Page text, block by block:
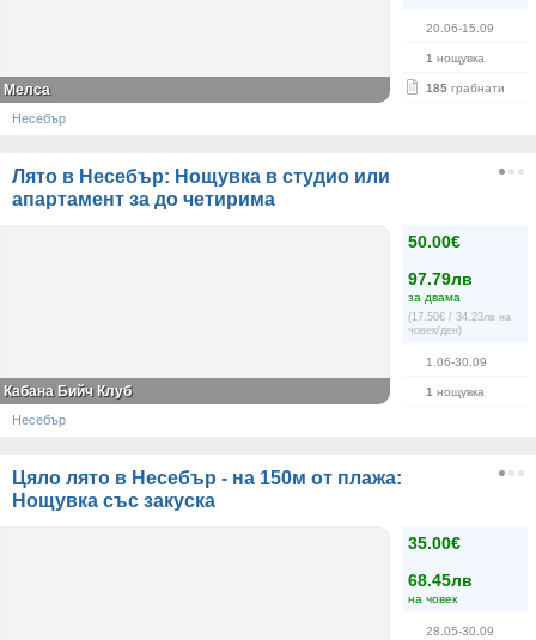
20.06-15.09
1 нощувка
185 грабнати
Мелса
Несебър
Лято в Несебър: Нощувка в студио или
апартамент за до четирима
50.00€
97.79лв
за двама
(17.50€ / 34.23лв на
човек/ден)
1.06-30.09
1 нощувка
Кабана Бийч Клуб
Несебър
Цяло лято в Несебър - на 150м от плажа:
Нощувка със закуска
35.00€
68.45лв
на човек
28.05-30.09